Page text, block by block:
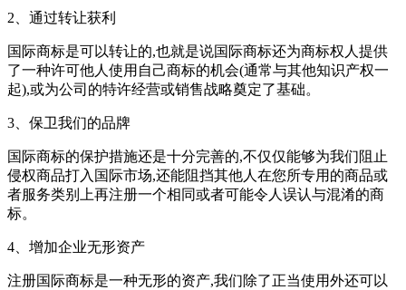
2、通过转让获利
国际商标是可以转让的,也就是说国际商标还为商标权人提供
了一种许可他人使用自己商标的机会(通常与其他知识产权一
起),或为公司的特许经营或销售战略奠定了基础。
3、保卫我们的品牌
国际商标的保护措施还是十分完善的,不仅仅能够为我们阻止
侵权商品打入国际市场,还能阻挡其他人在您所专用的商品或
者服务类别上再注册一个相同或者可能令人误认与混淆的商
标。
4、增加企业无形资产
注册国际商标是一种无形的资产,我们除了正当使用外还可以